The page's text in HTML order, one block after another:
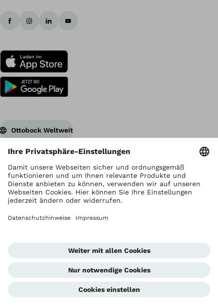
Ottobock Weltweit
Urheberrecht liegt bei Ottobock
Datenschutzeinstellungen
Datenschutzhinweise
Nutzungsbedingungen
Global Website
Hinweisgeberstelle